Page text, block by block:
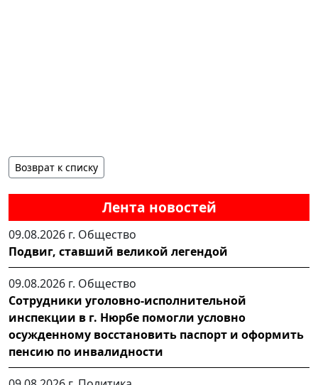
Лента новостей
09.08.2026 г. Общество
Подвиг, ставший великой легендой
09.08.2026 г. Общество
Сотрудники уголовно-исполнительной
инспекции в г. Нюрбе помогли условно
осужденному восстановить паспорт и оформить
пенсию по инвалидности
Возврат к списку